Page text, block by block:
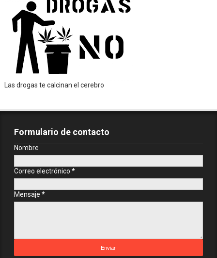
Las drogas te calcinan el cerebro
Formulario de contacto
Nombre
Correo electrónico *
Mensaje *